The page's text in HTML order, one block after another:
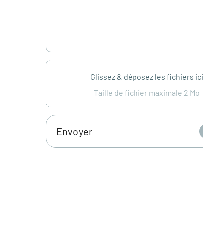
Glissez & déposez les fichiers ici
Taille de fichier maximale 2 Mo